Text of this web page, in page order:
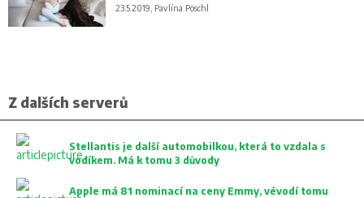
23.5.2019, Pavlína Pöschl
Z dalších serverů
Stellantis je další automobilkou, která to vzdala s
vodíkem. Má k tomu 3 důvody
Apple má 81 nominací na ceny Emmy, vévodí tomu